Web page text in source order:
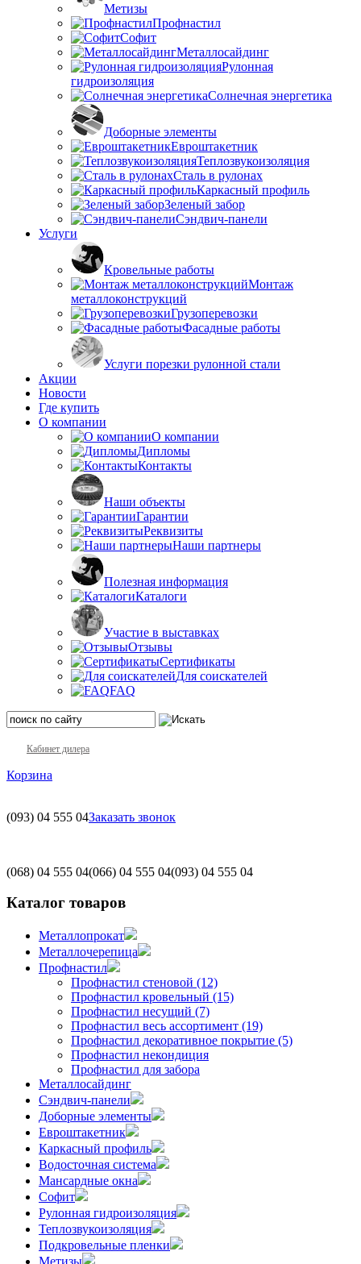
Метизы
Профнастил
Софит
Металлосайдинг
Рулонная
гидроизоляция
Солнечная энергетика
Доборные элементы
Евроштакетник
Теплозвукоизоляция
Сталь в рулонах
Каркасный профиль
Зеленый забор
Сэндвич-панели
Услуги
Кровельные работы
Монтаж
металлоконструкций
Грузоперевозки
Фасадные работы
Услуги порезки рулонной стали
Акции
Новости
Где купить
О компании
О компании
Дипломы
Контакты
Наши объекты
Гарантии
Реквизиты
Наши партнеры
Полезная информация
Каталоги
Участие в выставках
Отзывы
Сертификаты
Для соискателей
FAQ
Кабинет дилера
Корзина
(093) 04 555 04Заказать звонок
(068) 04 555 04(066) 04 555 04(093) 04 555 04
Каталог товаров
Металлопрокат
Металлочерепица
Профнастил
Профнастил стеновой (12)
Профнастил кровельный (15)
Профнастил несущий (7)
Профнастил весь ассортимент (19)
Профнастил декоративное покрытие (5)
Профнастил некондиция
Профнастил для забора
Металлосайдинг
Сэндвич-панели
Доборные элементы
Евроштакетник
Каркасный профиль
Водосточная система
Мансардные окна
Софит
Рулонная гидроизоляция
Теплозвукоизоляция
Подкровельные пленки
Метизы